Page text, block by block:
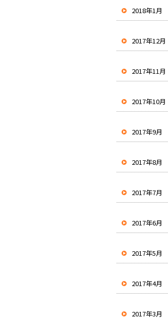
2018年1月
2017年12月
2017年11月
2017年10月
2017年9月
2017年8月
2017年7月
2017年6月
2017年5月
2017年4月
2017年3月